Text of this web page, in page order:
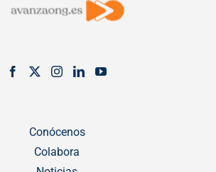
Conócenos
Colabora